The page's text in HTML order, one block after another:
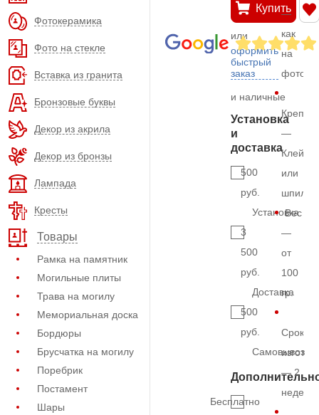
Фотокерамика
Фото на стекле
Вставка из гранита
Бронзовые буквы
Декор из акрила
Декор из бронзы
Лампада
Кресты
Товары
Рамка на памятник
Могильные плиты
Трава на могилу
Мемориальная доска
Бордюры
Брусчатка на могилу
Поребрик
Постамент
Шары
Купить
или
оформить
быстрый
заказ
и наличные
Установка
и
доставка
500
руб.
Установка
3
500
руб.
Доставка
500
руб.
Самовывоз
Бесплатно
—
как
на
фото
—
Клей
или
Вес
—
от
100
гр.
Срок
— 2
недели